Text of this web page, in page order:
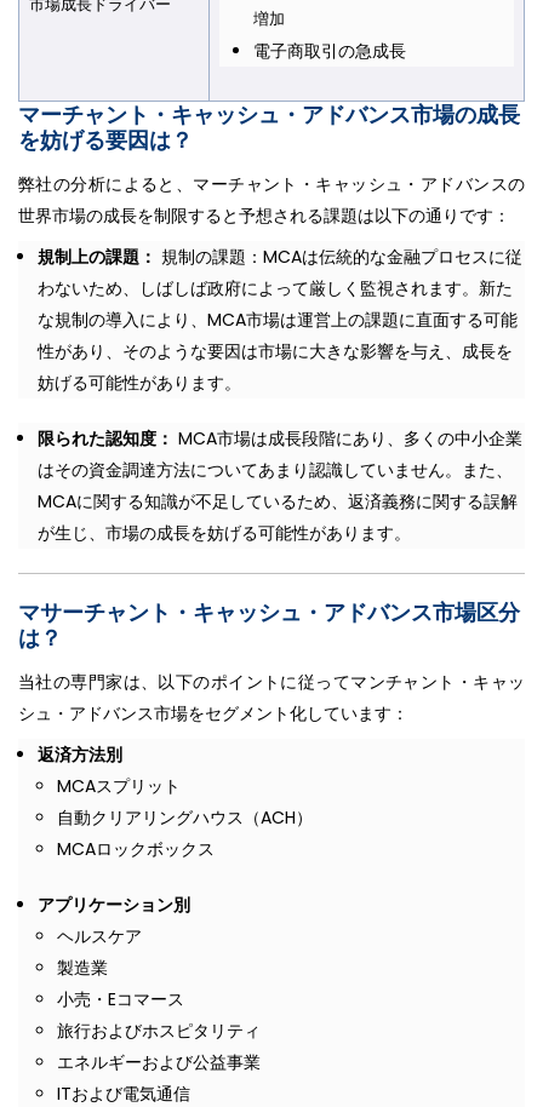
増加
電子商取引の急成長
マーチャント・キャッシュ・アドバンス市場の成長
を妨げる要因は？
弊社の分析によると、マーチャント・キャッシュ・アドバンスの
世界市場の成長を制限すると予想される課題は以下の通りです：
規制上の課題： 規制の課題：MCAは伝統的な金融プロセスに従
わないため、しばしば政府によって厳しく監視されます。新た
な規制の導入により、MCA市場は運営上の課題に直面する可能
性があり、そのような要因は市場に大きな影響を与え、成長を
妨げる可能性があります。
限られた認知度： MCA市場は成長段階にあり、多くの中小企業
はその資金調達方法についてあまり認識していません。また、
MCAに関する知識が不足しているため、返済義務に関する誤解
が生じ、市場の成長を妨げる可能性があります。
マサーチャント・キャッシュ・アドバンス市場区分
は？
当社の専門家は、以下のポイントに従ってマンチャント・キャッ
シュ・アドバンス市場をセグメント化しています：
返済方法別
MCAスプリット
自動クリアリングハウス（ACH）
MCAロックボックス
アプリケーション別
ヘルスケア
製造業
小売・Eコマース
旅行およびホスピタリティ
エネルギーおよび公益事業
ITおよび電気通信